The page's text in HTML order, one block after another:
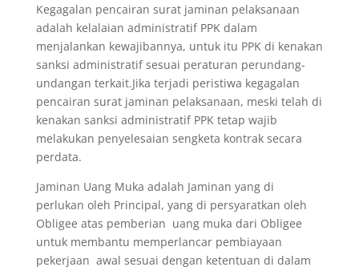
Kegagalan pencairan surat jaminan pelaksanaan
adalah kelalaian administratif PPK dalam
menjalankan kewajibannya, untuk itu PPK di kenakan
sanksi administratif sesuai peraturan perundang-
undangan terkait.Jika terjadi peristiwa kegagalan
pencairan surat jaminan pelaksanaan, meski telah di
kenakan sanksi administratif PPK tetap wajib
melakukan penyelesaian sengketa kontrak secara
perdata.
Jaminan Uang Muka adalah Jaminan yang di
perlukan oleh Principal, yang di persyaratkan oleh
Obligee atas pemberian uang muka dari Obligee
untuk membantu memperlancar pembiayaan
pekerjaan awal sesuai dengan ketentuan di dalam